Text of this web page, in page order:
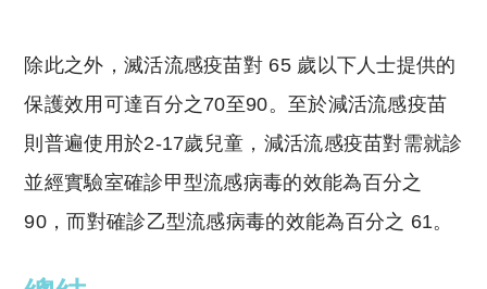
除此之外，滅活流感疫苗對 65 歲以下人士提供的
保護效用可達百分之70至90。至於減活流感疫苗
則普遍使用於2-17歲兒童，減活流感疫苗對需就診
並經實驗室確診甲型流感病毒的效能為百分之
90，而對確診乙型流感病毒的效能為百分之 61。